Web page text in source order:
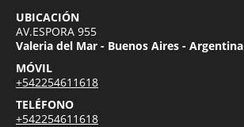
UBICACIÓN
AV.ESPORA 955
Valeria del Mar - Buenos Aires - Argentina
MÓVIL
+542254611618
TELÉFONO
+542254611618